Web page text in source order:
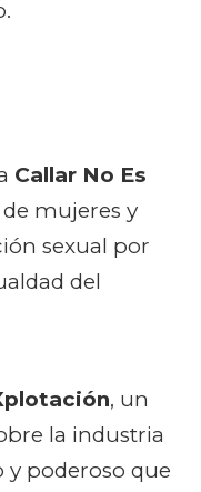
Callar No Es
mujeres y
sexual por
del
, un
la industria
y poderoso que